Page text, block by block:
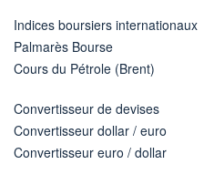
Indices boursiers internationaux
Palmarès Bourse
Cours du Pétrole (Brent)
Convertisseur de devises
Convertisseur dollar / euro
Convertisseur euro / dollar